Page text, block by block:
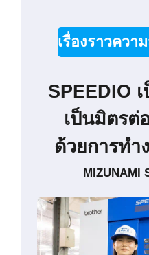
เรื่องราวควา
SPEEDIO
เป็นมิตรต่
ด้วยการทำ
MIZUNAMI